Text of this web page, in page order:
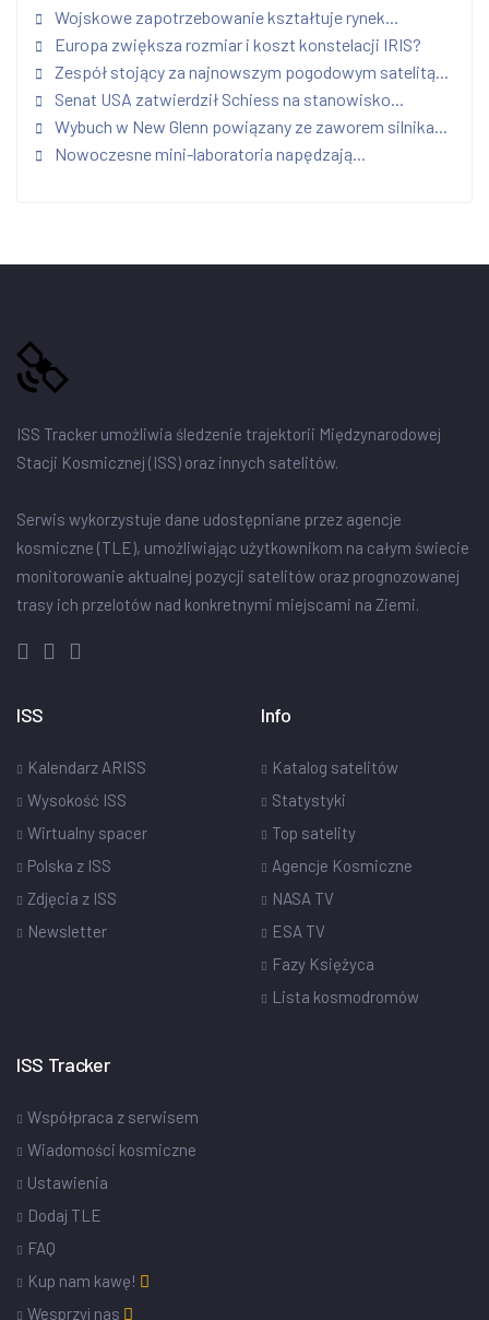
Wojskowe zapotrzebowanie kształtuje rynek...
Europa zwiększa rozmiar i koszt konstelacji IRIS?
Zespół stojący za najnowszym pogodowym satelitą...
Senat USA zatwierdził Schiess na stanowisko...
Wybuch w New Glenn powiązany ze zaworem silnika...
Nowoczesne mini-laboratoria napędzają...
ISS Tracker umożliwia śledzenie trajektorii Międzynarodowej
Stacji Kosmicznej (ISS) oraz innych satelitów.
Serwis wykorzystuje dane udostępniane przez agencje
kosmiczne (TLE), umożliwiając użytkownikom na całym świecie
monitorowanie aktualnej pozycji satelitów oraz prognozowanej
trasy ich przelotów nad konkretnymi miejscami na Ziemi.
ISS
Kalendarz ARISS
Wysokość ISS
Wirtualny spacer
Polska z ISS
Zdjęcia z ISS
Newsletter
Info
Katalog satelitów
Statystyki
Top satelity
Agencje Kosmiczne
NASA TV
ESA TV
Fazy Księżyca
Lista kosmodromów
ISS Tracker
Współpraca z serwisem
Wiadomości kosmiczne
Ustawienia
Dodaj TLE
FAQ
Kup nam kawę!
Wesprzyj nas